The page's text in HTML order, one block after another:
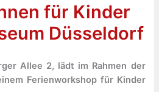
für Kinder
Düsseldorf
Allee 2, lädt im Rahmen der
Ferienworkshop für Kinder